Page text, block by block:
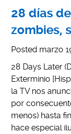
28 días
zombies,
Posted marzo
28 Days Later
Exterminio
la TV nos
por
menos) hasta
hace especial